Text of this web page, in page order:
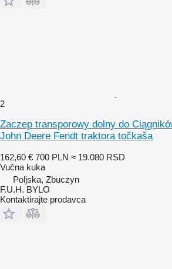
2
Zaczep transporowy dolny do
John Deere Fendt traktora točkaša
162,60 € 700 PLN ≈ 19.080 RSD
Vučna kuka
Poljska, Zbuczyn
F.U.H. BYLO
Kontaktirajte prodavca